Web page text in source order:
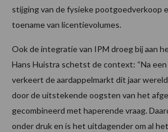
stijging van de fysieke pootgoedverkoop
toename van licentievolumes.
Ook de integratie van IPM droeg bij aan
Hans Huistra schetst de context: “Na een
verkeert de aardappelmarkt dit jaar
door de uitstekende oogsten van het
gecombineerd met haperende vraag.
onder druk en is het uitdagender om al